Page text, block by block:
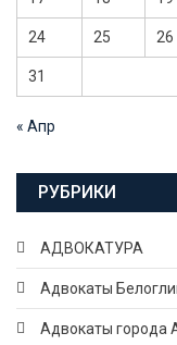
24 25 26
31
« Апр
РУБРИКИ
АДВОКАТУРА
Адвокаты
Адвокаты города